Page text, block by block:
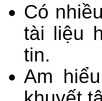
Có
tài liệu
tin.
Am